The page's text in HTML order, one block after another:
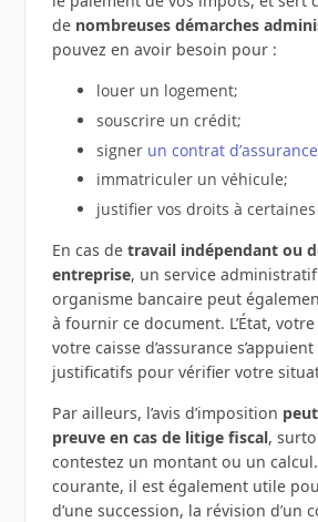
de nombreuses démarches
pouvez en avoir besoin pour :
louer un logement;
souscrire un crédit;
signer un contrat
immatriculer un véhicule;
justifier vos droits à
En cas de travail indépendant ou
entreprise, un service
organisme bancaire peut
à fournir ce document. L’État,
votre caisse d’assurance
justificatifs pour vérifier votre
Par ailleurs, l’avis d’imposition
preuve en cas de litige fiscal,
contestez un montant ou un
courante, il est également utile
d’une succession, la révision d’un